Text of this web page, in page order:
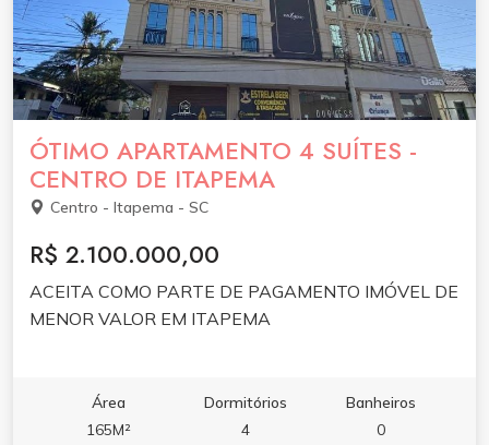
ÓTIMO APARTAMENTO 4 SUÍTES -
CENTRO DE ITAPEMA
Centro - Itapema - SC
R$ 2.100.000,00
ACEITA COMO PARTE DE PAGAMENTO IMÓVEL DE
MENOR VALOR EM ITAPEMA
Área
165M²
Dormitórios
4
Banheiros
0